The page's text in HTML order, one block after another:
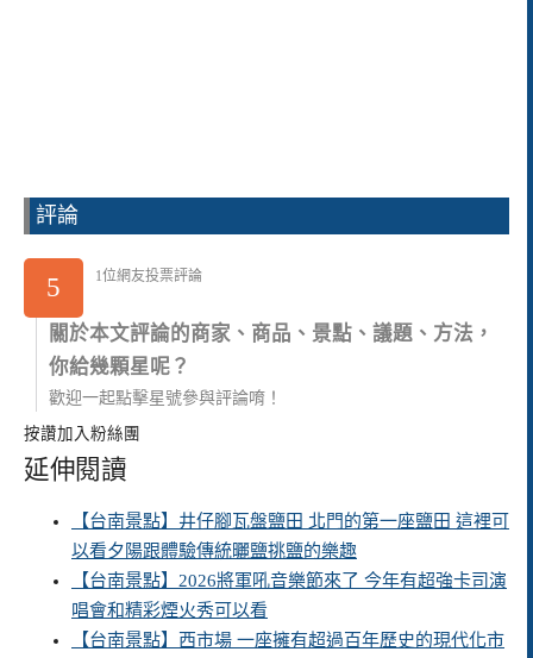
評論
5 1位網友投票評論
關於本文評論的商家、商品、景點、議題、方法，
你給幾顆星呢？
歡迎一起點擊星號參與評論唷！
按讚加入粉絲團
延伸閱讀
【台南景點】井仔腳瓦盤鹽田 北門的第一座鹽田 這裡可
以看夕陽跟體驗傳統曬鹽挑鹽的樂趣
【台南景點】2026將軍吼音樂節來了 今年有超強卡司演
唱會和精彩煙火秀可以看
【台南景點】西市場 一座擁有超過百年歷史的現代化市